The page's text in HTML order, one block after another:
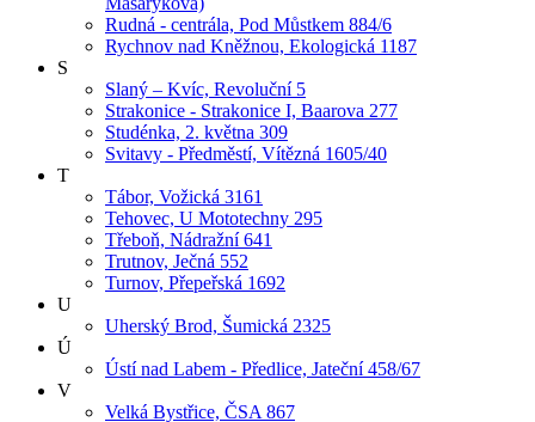
Rudná - centrála, Pod Můstkem 884/6
Rychnov nad Kněžnou, Ekologická 1187
S
Slaný – Kvíc, Revoluční 5
Strakonice - Strakonice I, Baarova 277
Studénka, 2. května 309
Svitavy - Předměstí, Vítězná 1605/40
T
Tábor, Vožická 3161
Tehovec, U Mototechny 295
Třeboň, Nádražní 641
Trutnov, Ječná 552
Turnov, Přepeřská 1692
U
Uherský Brod, Šumická 2325
Ú
Ústí nad Labem - Předlice, Jateční 458/67
V
Velká Bystřice, ČSA 867